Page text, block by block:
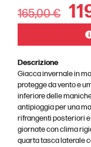
165,00€
Descrizione
Giacca invernale in
protegge da vento e
inferiore delle
antipioggia per una
rifrangenti posteriori
giornate con clima
quarta tasca laterale